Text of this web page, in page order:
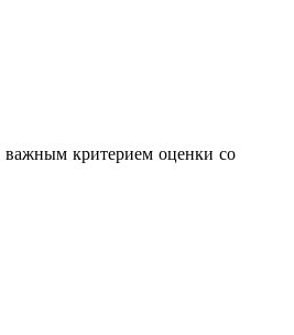
важным критерием оценки со